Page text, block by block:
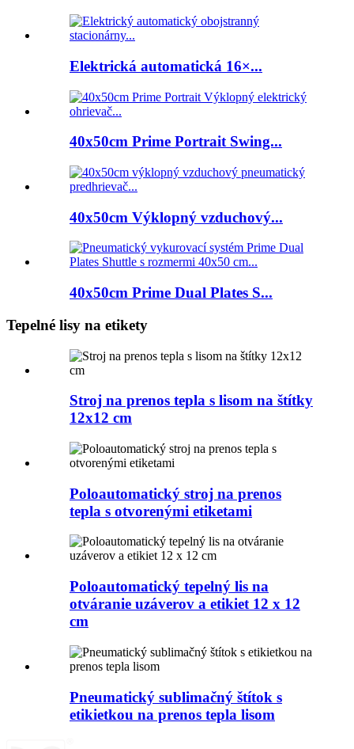
Elektrická automatická 16×...
40x50cm Prime Portrait Swing...
40x50cm Výklopný vzduchový...
40x50cm Prime Dual Plates S...
Tepelné lisy na etikety
Stroj na prenos tepla s lisom na štítky
12x12 cm
Poloautomatický stroj na prenos
tepla s otvorenými etiketami
Poloautomatický tepelný lis na
otváranie uzáverov a etikiet 12 x 12
cm
Pneumatický sublimačný štítok s
etikietkou na prenos tepla lisom